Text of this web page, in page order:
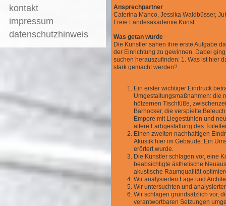
kontakt
impressum
datenschutzhinweis
Ansprechpartner
Caterina Manco, Jessika Waldbüsser,
Freie Landesakademie Kunst
Was getan wurde
Die Künstler sahen ihre erste Aufgabe
der Einrichtung zu gewinnen. Dabei
suchen herauszufinden: 1. Was ist hier
stark gemacht werden?
Ein erster wichtiger Eindruck
Umgestaltungsmaßnahmen: die
hölzernen Tischfüße,
Barhocker, die verspielte
Empore mit Liegestühlen und
ältere Farbgestaltung des
Einen zweiten nachhaltigen
Akustik hier im Gebäude. Ein
erörtert wurde.
Die Künstler schlagen vor, eine
beabsichtigte ästhetische
akustische Raumqualität
Wir analysierten Lage und
Wir untersuchten und
Wir schlagen grundsätzlich vor,
verantwortbaren Setzungen